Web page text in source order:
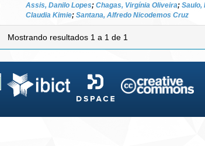
Assis, Danilo Lopes; Chagas, Virgínia Oliveira; Saulo,
Claudia Kimie; Santana, Alfredo Nicodemos Cruz
Mostrando resultados 1 a 1 de 1